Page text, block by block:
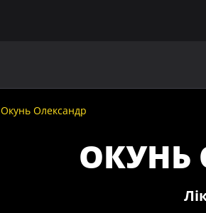
Окунь Олександр
ОКУНЬ